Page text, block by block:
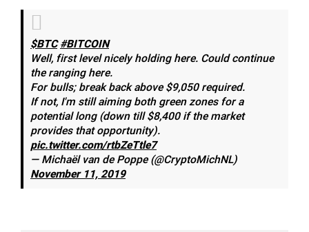
$BTC#BITCOIN
Well, first level nicely holding here. Could continue
the ranging here.
For bulls; break back above $9,050 required.
If not, I'm still aiming both green zones for a
potential long (down till $8,400 if the market
provides that opportunity).
pic.twitter.com/rtbZeTtle7
— Michaël van de Poppe (@CryptoMichNL)
November 11, 2019